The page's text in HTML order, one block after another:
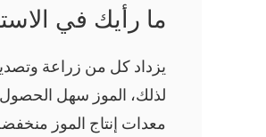
ما رأيك في
يزداد كل من زراعة
لذلك، الموز سهل الحصول
معدات إنتاج الموز